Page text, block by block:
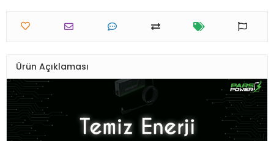
Ürün Açıklaması